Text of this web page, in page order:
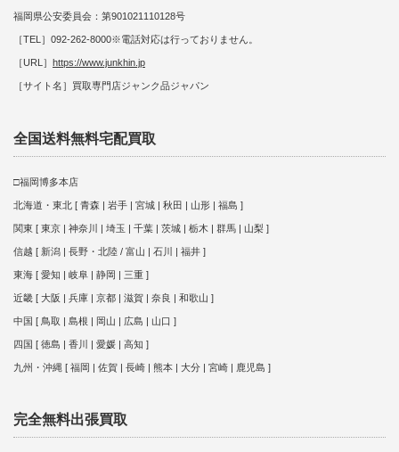
福岡県公安委員会：第901021110128号
［TEL］092-262-8000※電話対応は行っておりません。
［URL］ https://www.junkhin.jp
［サイト名］買取専門店ジャンク品ジャパン
全国送料無料宅配買取
□福岡博多本店
北海道・東北 [ 青森 | 岩手 | 宮城 | 秋田 | 山形 | 福島 ]
関東 [ 東京 | 神奈川 | 埼玉 | 千葉 | 茨城 | 栃木 | 群馬 | 山梨 ]
信越 [ 新潟 | 長野・北陸 / 富山 | 石川 | 福井 ]
東海 [ 愛知 | 岐阜 | 静岡 | 三重 ]
近畿 [ 大阪 | 兵庫 | 京都 | 滋賀 | 奈良 | 和歌山 ]
中国 [ 鳥取 | 島根 | 岡山 | 広島 | 山口 ]
四国 [ 徳島 | 香川 | 愛媛 | 高知 ]
九州・沖縄 [ 福岡 | 佐賀 | 長崎 | 熊本 | 大分 | 宮崎 | 鹿児島 ]
完全無料出張買取